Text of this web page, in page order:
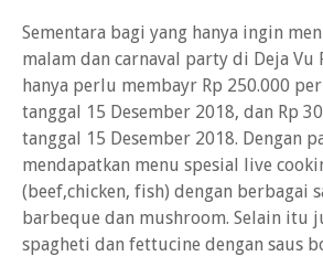
Sementara bagi yang hanya ingin
malam dan carnaval party di Deja Vu
hanya perlu membayr Rp 250.000
tanggal 15 Desember 2018, dan Rp
tanggal 15 Desember 2018. Dengan
mendapatkan menu spesial live
(beef,chicken, fish) dengan berbagai
barbeque dan mushroom. Selain itu
spagheti dan fettucine dengan saus